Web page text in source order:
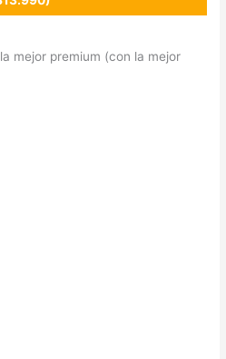
mejor premium (con la mejor